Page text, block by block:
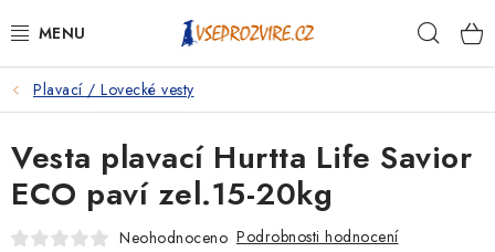
na
PSI
KOČKY
KONĚ
Plavací / Lovecké vesty
Vesta plavací Hurtta Life Savior
ECO paví zel.15-20kg
Neohodnoceno Podrobnosti hodnocení